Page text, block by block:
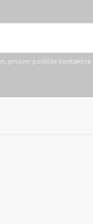
prosim poiščite kontaktne